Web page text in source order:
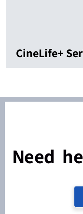
CineLife+
Need